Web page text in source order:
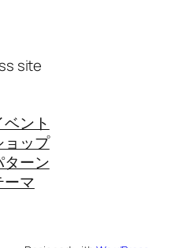
site
ベント
ョップ
ターン
ーマ